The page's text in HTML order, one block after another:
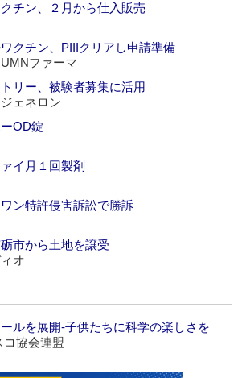
チン、２月から仕入販売
クチン、PIIIクリアし申請準備
ファーマ
リー、被験者募集に活用
ェネロン
OD錠
イ月１回製剤
ワン特許侵害訴訟で勝訴
市から土地を譲受
オ
ルを展開‐子供たちに科学の楽しさを
コ協会連盟